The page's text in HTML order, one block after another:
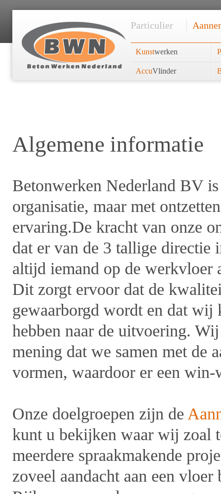
Particulier
Kunstwerken
AccuVlinder
Algemene informatie
Betonwerken Nederland BV
organisatie, maar met
ervaring.De kracht van onze
dat er van de 3 tallige directie
altijd iemand op de werkvloer
Dit zorgt ervoor dat de
gewaarborgd wordt en dat wij
hebben naar de uitvoering.
mening dat we samen met de
vormen, waardoor er een win-
Onze doelgroepen zijn de
kunt u bekijken waar wij zoal
meerdere spraakmakende
zoveel aandacht aan een